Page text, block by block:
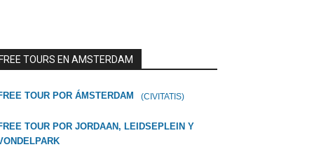
TOURS EN AMSTERDAM
TOUR POR ÁMSTERDAM (CIVITATIS)
TOUR POR JORDAAN, LEIDSEPLEIN Y